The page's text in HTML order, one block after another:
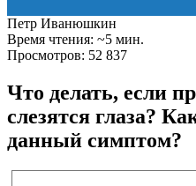
Петр Иванюшкин
Время чтения: ~5 мин.
Просмотров: 52 837
Что делать, если
слезятся глаза?
данный симптом?